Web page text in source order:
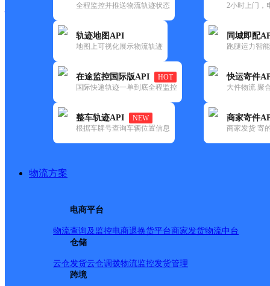
全程监控并推送物流轨迹状态
轨迹地图API
地图上可视化展示物流轨迹
在途监控国际版API
HOT
国际快递轨迹一单到底全程监控
整车轨迹API
NEW
根据车牌号查询车辆位置信息
2小时上门，
同城即配
跑腿运力智
快运寄件
大件物流 聚
商家寄件
商家发货 寄
物流方案
电商平台
物流查询及监控电商退换货平台商家发货物流中台
仓储
云仓发货云仓调拨物流监控发货管理
跨境
邮政
中国邮政集团有限公司山东省
更新时间：2021-12-03 00:00:00
所属快递：邮政国内
所属区域：山东省-临沂市-沂南县
网点地址：山东省临沂市沂南县苏村镇驻地东红路6号
网点负责人：